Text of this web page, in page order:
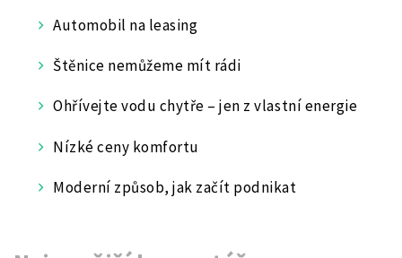
Automobil na leasing
Štěnice nemůžeme mít rádi
Ohřívejte vodu chytře – jen z vlastní energie
Nízké ceny komfortu
Moderní způsob, jak začít podnikat